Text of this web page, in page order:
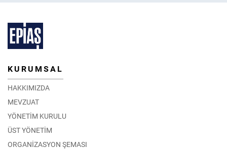
KURUMSAL
HAKKIMIZDA
MEVZUAT
YÖNETİM KURULU
ÜST YÖNETİM
ORGANİZASYON ŞEMASI